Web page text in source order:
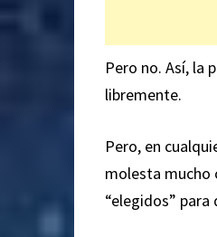
Pero no. Así, la
libremente.
Pero, en
molesta mucho
“elegidos”